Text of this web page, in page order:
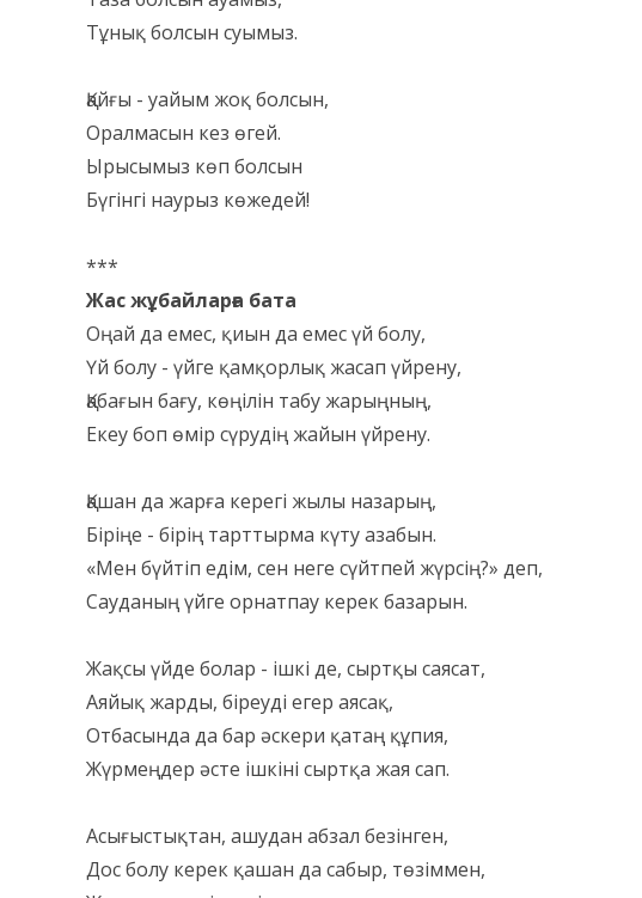
Тұнық болсын суымыз.
Қайғы - уайым жоқ болсын,
Оралмасын кез өгей.
Ырысымыз көп болсын
Бүгінгі наурыз көжедей!
***
Жас жұбайларға бата
Оңай да емес, қиын да емес үй болу,
Үй болу - үйге қамқорлық жасап үйрену,
Қабағын бағу, көңілін табу жарыңның,
Екеу боп өмір сүрудің жайын үйрену.
Қашан да жарға керегі жылы назарың,
Біріңе - бірің тарттырма күту азабын.
«Мен бүйтіп едім, сен неге сүйтпей жүрсің?» деп,
Сауданың үйге орнатпау керек базарын.
Жақсы үйде болар - ішкі де, сыртқы саясат,
Аяйық жарды, біреуді егер аясақ,
Отбасында да бар әскери қатаң құпия,
Жүрмеңдер әсте ішкіні сыртқа жая caп.
Асығыстықтан, ашудан абзал безінген,
Дос болу керек қашан да сабыр, төзіммен,